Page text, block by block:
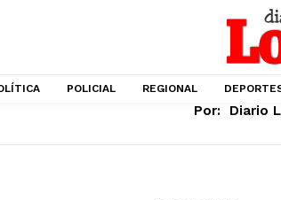
POLICIAL REGIONAL
Por: Diario